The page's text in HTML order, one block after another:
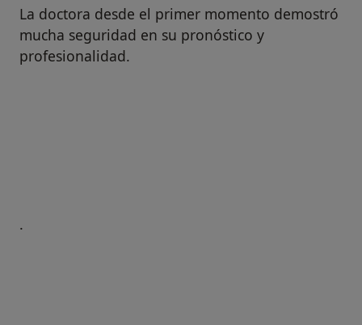
La doctora desde el primer momento demostró
mucha seguridad en su pronóstico y
profesionalidad.
.